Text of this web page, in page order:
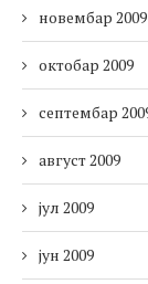
новембар 2009
октобар 2009
септембар
август 2009
јул 2009
јун 2009